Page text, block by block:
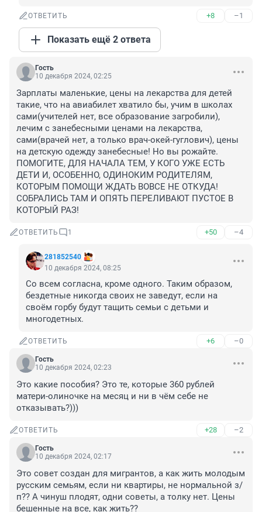
ОТВЕТИТЬ +8 –1
Показать ещё 2 ответа
Гость
10 декабря 2024, 02:25
Зарплаты маленькие, цены на лекарства для детей
такие, что на авиабилет хватило бы, учим в школах
сами(учителей нет, все образование загробили),
лечим с занебесными ценами на лекарства,
сами(врачей нет, а только врач-окей-гуглович), цены
на детскую одежду занебесные! Но вы рожайте.
ПОМОГИТЕ, ДЛЯ НАЧАЛА ТЕМ, У КОГО УЖЕ ЕСТЬ
ДЕТИ И, ОСОБЕННО, ОДИНОКИМ РОДИТЕЛЯМ,
КОТОРЫМ ПОМОЩИ ЖДАТЬ ВОВСЕ НЕ ОТКУДА!
СОБРАЛИСЬ ТАМ И ОПЯТЬ ПЕРЕЛИВАЮТ ПУСТОЕ В
КОТОРЫЙ РАЗ!
ОТВЕТИТЬ 1 +50 –4
281852540
10 декабря 2024, 08:25
Со всем согласна, кроме одного. Таким образом,
бездетные никогда своих не заведут, если на
своём горбу будут тащить семьи с детьми и
многодетных.
ОТВЕТИТЬ +6 –0
Гость
10 декабря 2024, 02:23
Это какие пособия? Это те, которые 360 рублей
матери-олиночке на месяц и ни в чём себе не
отказывать?)))
ОТВЕТИТЬ +28 –2
Гость
10 декабря 2024, 02:17
Это совет создан для мигрантов, а как жить молодым
русским семьям, если ни квартиры, не нормальной з/
п?? А чинуш плодят, одни советы, а толку нет. Цены
бешенные на все, как жить??